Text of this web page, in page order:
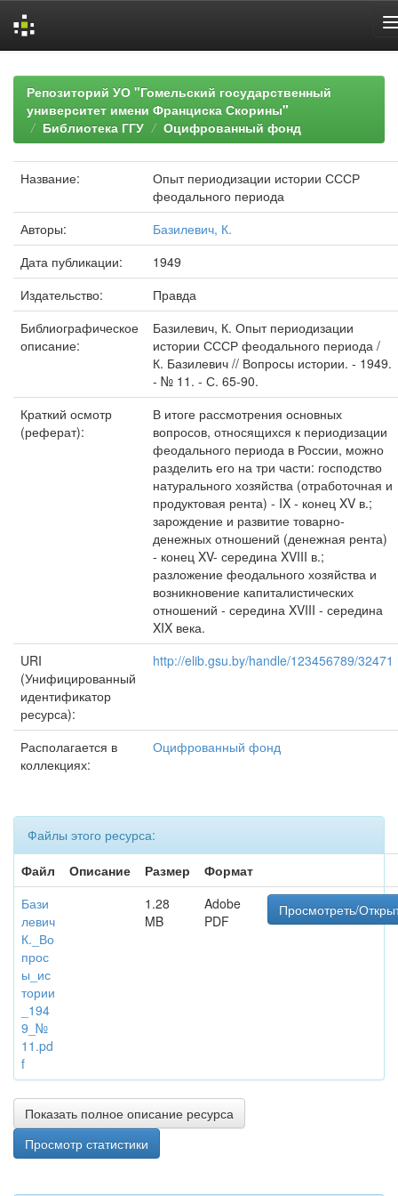
navigationРепозиторий УО "Гомельский государственный
университет имени Франциска Скорины"
Библиотека ГГУ
Оцифрованный фонд
Название:
Опыт периодизации истории СССР
феодального периода
Авторы:
Базилевич, К.
Дата публикации:
1949
Издательство:
Правда
Библиографическое
описание:
Базилевич, К. Опыт периодизации
истории СССР феодального периода /
К. Базилевич // Вопросы истории. - 1949.
- № 11. - С. 65-90.
Краткий осмотр
(реферат):
В итоге рассмотрения основных
вопросов, относящихся к периодизации
феодального периода в России, можно
разделить его на три части: господство
натурального хозяйства (отработочная и
продуктовая рента) - IX - конец XV в.;
зарождение и развитие товарно-
денежных отношений (денежная рента)
- конец XV- середина XVIII в.;
разложение феодального хозяйства и
возникновение капиталистических
отношений - середина XVIII - середина
XIX века.
URI
(Унифицированный
идентификатор
ресурса):
http://elib.gsu.by/handle/123456789/32471
Располагается в
коллекциях:
Оцифрованный фонд
Файлы этого ресурса:
Файл
Описание Размер
Формат
Бази
левич
К._Во
прос
ы_ис
тории
_194
9_№
11.pd
f
1.28
MB
Adobe
PDF
Просмотреть/
Показать полное описание ресурса
Просмотр статистики